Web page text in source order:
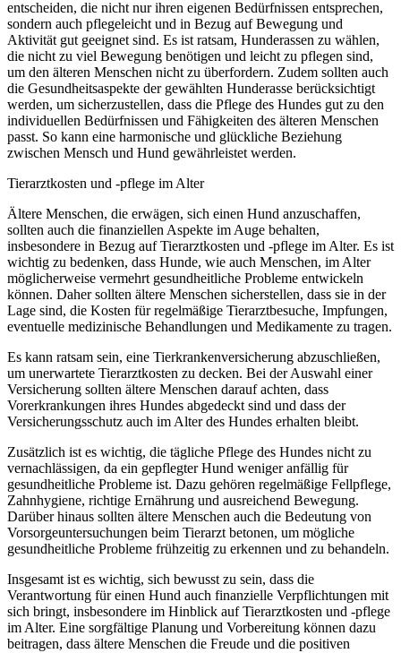
entscheiden, die nicht nur ihren eigenen Bedürfnissen entsprechen,
sondern auch pflegeleicht und in Bezug auf Bewegung und
Aktivität gut geeignet sind. Es ist ratsam, Hunderassen zu wählen,
die nicht zu viel Bewegung benötigen und leicht zu pflegen sind,
um den älteren Menschen nicht zu überfordern. Zudem sollten auch
die Gesundheitsaspekte der gewählten Hunderasse berücksichtigt
werden, um sicherzustellen, dass die Pflege des Hundes gut zu den
individuellen Bedürfnissen und Fähigkeiten des älteren Menschen
passt. So kann eine harmonische und glückliche Beziehung
zwischen Mensch und Hund gewährleistet werden.
Tierarztkosten und -pflege im Alter
Ältere Menschen, die erwägen, sich einen Hund anzuschaffen,
sollten auch die finanziellen Aspekte im Auge behalten,
insbesondere in Bezug auf Tierarztkosten und -pflege im Alter. Es ist
wichtig zu bedenken, dass Hunde, wie auch Menschen, im Alter
möglicherweise vermehrt gesundheitliche Probleme entwickeln
können. Daher sollten ältere Menschen sicherstellen, dass sie in der
Lage sind, die Kosten für regelmäßige Tierarztbesuche, Impfungen,
eventuelle medizinische Behandlungen und Medikamente zu tragen.
Es kann ratsam sein, eine Tierkrankenversicherung abzuschließen,
um unerwartete Tierarztkosten zu decken. Bei der Auswahl einer
Versicherung sollten ältere Menschen darauf achten, dass
Vorerkrankungen ihres Hundes abgedeckt sind und dass der
Versicherungsschutz auch im Alter des Hundes erhalten bleibt.
Zusätzlich ist es wichtig, die tägliche Pflege des Hundes nicht zu
vernachlässigen, da ein gepflegter Hund weniger anfällig für
gesundheitliche Probleme ist. Dazu gehören regelmäßige Fellpflege,
Zahnhygiene, richtige Ernährung und ausreichend Bewegung.
Darüber hinaus sollten ältere Menschen auch die Bedeutung von
Vorsorgeuntersuchungen beim Tierarzt betonen, um mögliche
gesundheitliche Probleme frühzeitig zu erkennen und zu behandeln.
Insgesamt ist es wichtig, sich bewusst zu sein, dass die
Verantwortung für einen Hund auch finanzielle Verpflichtungen mit
sich bringt, insbesondere im Hinblick auf Tierarztkosten und -pflege
im Alter. Eine sorgfältige Planung und Vorbereitung können dazu
beitragen, dass ältere Menschen die Freude und die positiven